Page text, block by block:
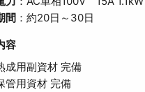
間 ：約20日～30日
容
成用副資材 完備
管用資材 完備